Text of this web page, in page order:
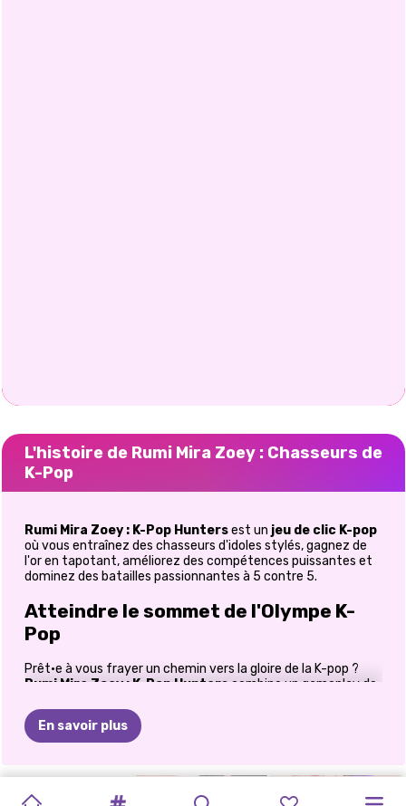
L'histoire de Rumi Mira Zoey : Chasseurs de
K-Pop
Rumi Mira Zoey : K-Pop Huntersest un jeu de clic K-pop
où vous entraînez des chasseurs d'idoles stylés, gagnez de
l'or en tapotant, améliorez des compétences puissantes et
dominez des batailles passionnantes à 5 contre 5.
Atteindre le sommet de l'Olympe K-
Pop
Prêt·e à vous frayer un chemin vers la gloire de la K-pop ?
Rumi Mira Zoey : K-Pop Hunters combine un gameplay de
améliorations de personnages et une action frénétique à 5
contre 5. Que vous soyez passionné·e par la collection de
héros puissants ou que vous aimiez simplement les jeux
non-stop avec une touche K-pop glamour. La question qui
brûle toutes les lèvres : qui deviendra votre chasseuse
En savoir plus
FÊTE
LIVRE
DÉFI CONCERT